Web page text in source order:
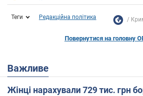
Теги Редакційна політика
Повернутися на головну
Важливе
Жінці нарахували 729 тис. грн